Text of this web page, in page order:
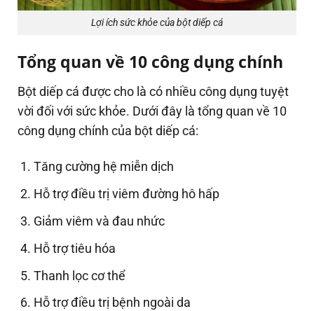
Lợi ích sức khỏe của bột diếp cá
Tổng quan về 10 công dụng chính
Bột diếp cá được cho là có nhiều công dụng tuyệt
vời đối với sức khỏe. Dưới đây là tổng quan về 10
công dụng chính của bột diếp cá:
Tăng cường hệ miễn dịch
Hỗ trợ điều trị viêm đường hô hấp
Giảm viêm và đau nhức
Hỗ trợ tiêu hóa
Thanh lọc cơ thể
Hỗ trợ điều trị bệnh ngoài da